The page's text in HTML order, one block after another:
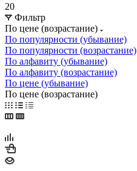
20
Фильтр
По цене (возрастание)
По популярности (убывание)
По популярности (возрастание)
По алфавиту (убывание)
По алфавиту (возрастание)
По цене (убывание)
По цене (возрастание)